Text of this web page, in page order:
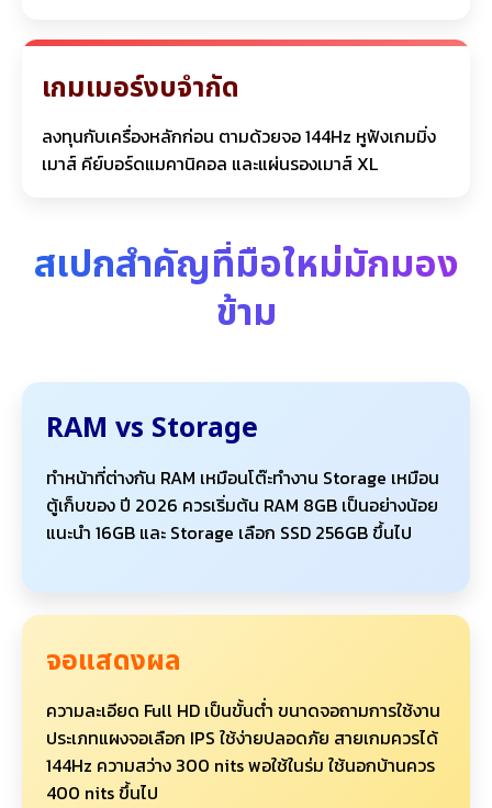
เกมเมอร์งบจำกัด
ลงทุนกับเครื่องหลักก่อน ตามด้วยจอ 144Hz หูฟังเกมมิ่ง
เมาส์ คีย์บอร์ดแมคานิคอล และแผ่นรองเมาส์ XL
สเปกสำคัญที่มือใหม่มักมอง
ข้าม
RAM vs Storage
ทำหน้าที่ต่างกัน RAM เหมือนโต๊ะทำงาน Storage เหมือน
ตู้เก็บของ ปี 2026 ควรเริ่มต้น RAM 8GB เป็นอย่างน้อย
แนะนำ 16GB และ Storage เลือก SSD 256GB ขึ้นไป
จอแสดงผล
ความละเอียด Full HD เป็นขั้นต่ำ ขนาดจอถามการใช้งาน
ประเภทแผงจอเลือก IPS ใช้ง่ายปลอดภัย สายเกมควรได้
144Hz ความสว่าง 300 nits พอใช้ในร่ม ใช้นอกบ้านควร
400 nits ขึ้นไป